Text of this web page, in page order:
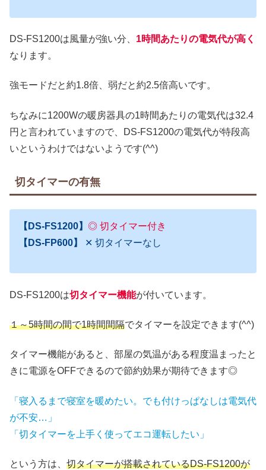
DS-FS1200は風量が強い分、 1時間あたりの電気代が高く
なります。
強モードだと約1.8倍、弱だと約2.5倍高いです。
ちなみに1200Wの暖房器具の1時間あたりの電気代は32.4
円と言われていますので、DS-FS1200の電気代が特段高
いというわけではないようです(^^)
切タイマーの有無
【DS-FS1200】 ◎ 切タイマー付き
【DS-FP600】
✕ 切タイマーなし
DS-FS1200は切タイマー機能が付いています。
１～5時間の間で1時間間隔でタイマーを設定できます(^^)
タイマー機能があると、部屋の気温がある程度温まったと
きに電源をOFFできるので節約効果が期待できます◎
「寝入るまで寝室を暖めたい。でも付けっぱなしは電気代
が不安…」
「切タイマーを上手く使ってエコ運転したい」
という方は、 切タイマーが搭載されているDS-FS1200が